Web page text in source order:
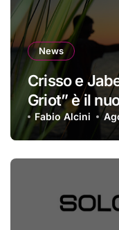
News
Crisso e
Griot” è il
Fabio Alcini